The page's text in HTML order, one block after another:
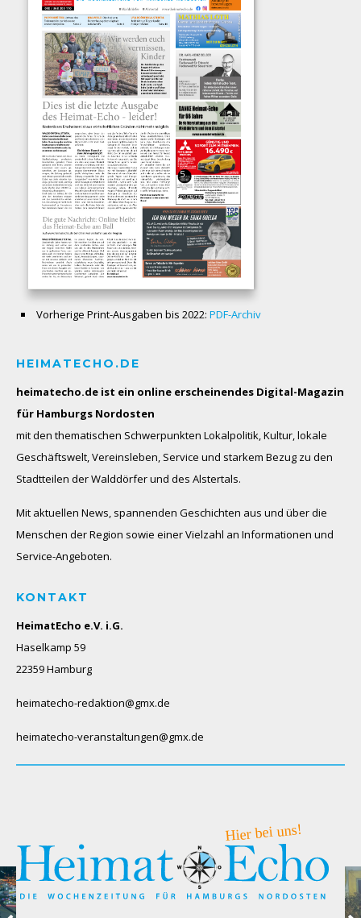
Vorherige Print-Ausgaben bis 2022: PDF-Archiv
HEIMATECHO.DE
heimatecho.de ist ein online erscheinendes Digital-Magazin
für Hamburgs Nordosten
mit den thematischen Schwerpunkten Lokalpolitik, Kultur, lokale
Geschäftswelt, Vereinsleben, Service und starkem Bezug zu den
Stadtteilen der Walddörfer und des Alstertals.
Mit aktuellen News, spannenden Geschichten aus und über die
Menschen der Region sowie einer Vielzahl an Informationen und
Service-Angeboten.
KONTAKT
HeimatEcho e.V. i.G.
Haselkamp 59
22359 Hamburg
heimatecho-redaktion@gmx.de
heimatecho-veranstaltungen@gmx.de